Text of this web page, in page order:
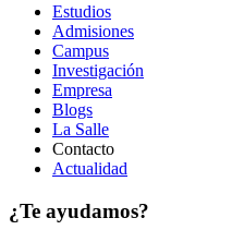
Estudios
Admisiones
Campus
Investigación
Empresa
Blogs
La Salle
Contacto
Actualidad
¿Te ayudamos?